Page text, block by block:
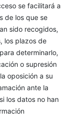
se facilitará a
de los que se
sido recogidos,
los plazos de
determinarlo,
o supresión
oposición a su
ante la
los datos no han